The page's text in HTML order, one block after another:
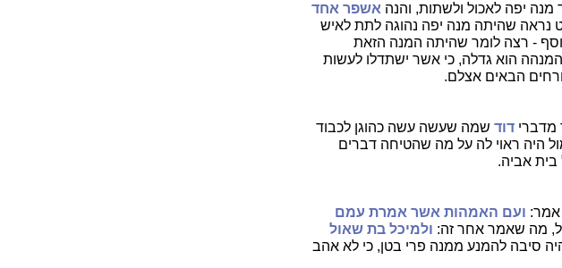
מנה יפה לאכול ולשתות, והנה אשפר אחד
נראה שהיתה מנה יפה נהוגה לתת לאיש
- רצה לומר שהיתה המנה הזאת
המנהה הוא גדלה, כי אשר ישתדלו לעשות
הבאים אצלם.
מדברי דוד שמה שעשה עשה כהוגן לכבוד
היה ראוי לה על מה שהטיחה דברים
בית אביה.
אמר: ועם האמהות אשר אמרת עמם
מה שאמר אחר זה: ולמיכל בת שאול
סיבה להמנע ממנה פרי בטן, כי לא אהב